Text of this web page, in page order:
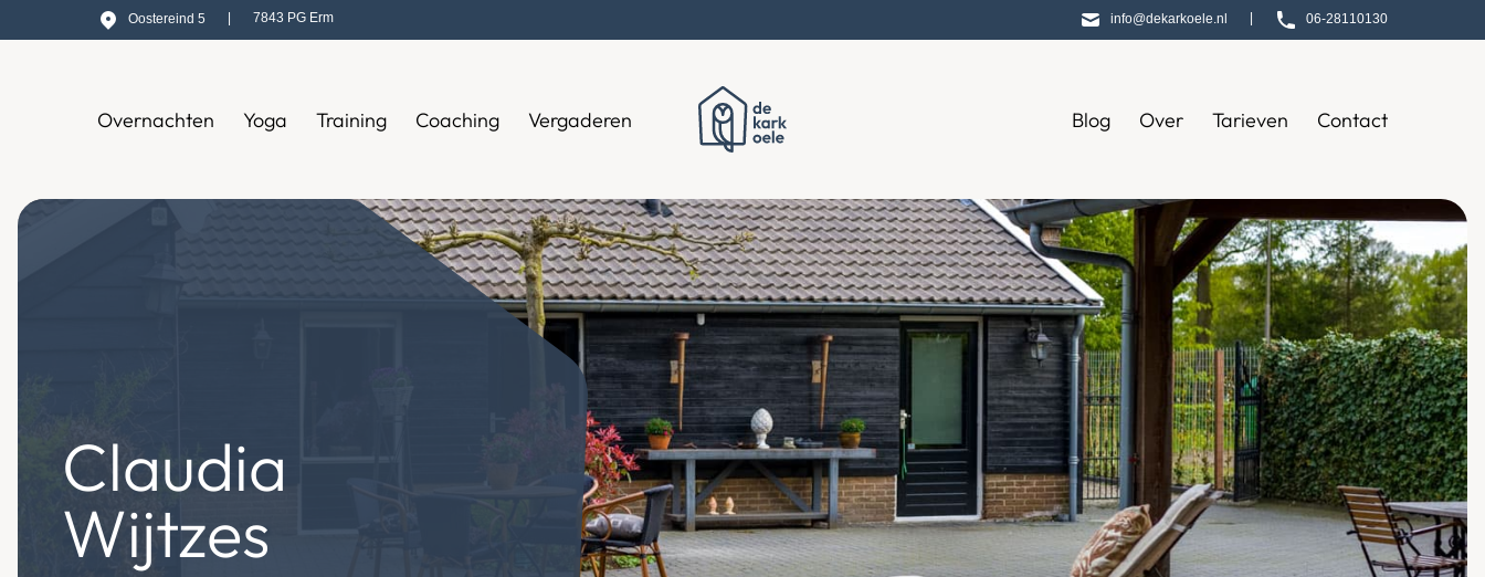
Oostereind 5 7843 PG Erm info@dekarkoele.nl 06-28110130
Overnachten Yoga Training Coaching Vergaderen Blog Over Tarieven Contact
Claudia
Wijtzes